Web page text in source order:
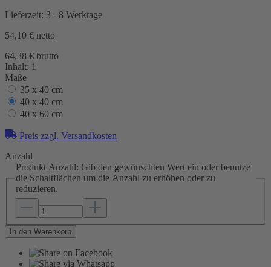
Lieferzeit: 3 - 8 Werktage
54,10 € netto
64,38 € brutto
Inhalt: 1
Maße
35 x 40 cm
40 x 40 cm
40 x 60 cm
Preis zzgl. Versandkosten
Anzahl
Produkt Anzahl: Gib den gewünschten Wert ein oder benutze
die Schaltflächen um die Anzahl zu erhöhen oder zu
reduzieren.
In den Warenkorb